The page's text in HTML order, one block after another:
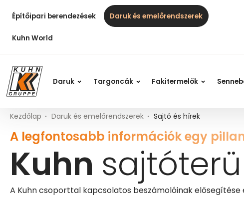
Fő tartalom
Tartalomjegyzék
Fő navigációKérdések sajtóügynökeinkhez
További információk a Kuhn Group
Építőipari berendezések Daruk és emelőrendszerek
Kuhn World
Daruk Targoncák Fakitermelők
Kezdőlap Daruk és emelőrendszerek Sajtó és hírek
A legfontosabb információk egy
Kuhn
A Kuhn csoporttal kapcsolatos beszámolóinak